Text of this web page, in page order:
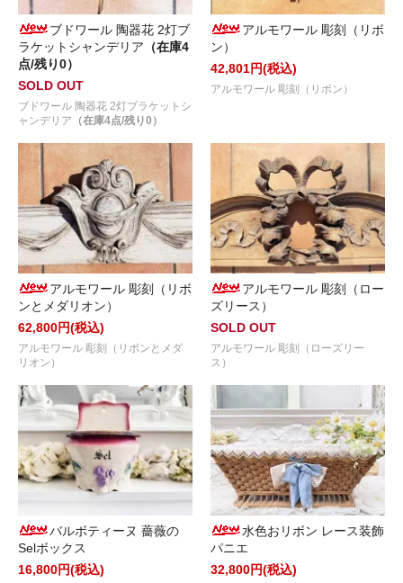
ブドワール 陶器花 2灯ブ
ラケットシャンデリア （在庫4
点/残り0）
SOLD OUT
ブドワール 陶器花 2灯ブラケットシ
ャンデリア （在庫4点/残り0）
アルモワール 彫刻（リボ
ン）
42,801円(税込)
アルモワール 彫刻（リボン）
アルモワール 彫刻（リボ
ンとメダリオン）
62,800円(税込)
アルモワール 彫刻（リボンとメダ
リオン）
アルモワール 彫刻（ロー
ズリース）
SOLD OUT
アルモワール 彫刻（ローズリー
ス）
バルボティーヌ 薔薇の
Selボックス
16,800円(税込)
水色おリボン レース装飾
パニエ
32,800円(税込)